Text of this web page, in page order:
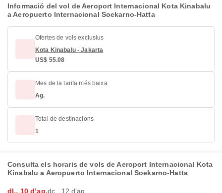
Informació del vol de Aeroport Internacional Kota Kinabalu
a Aeropuerto Internacional Soekarno-Hatta
Ofertes de vols exclusius
Kota Kinabalu - Jakarta
US$ 55.08
Mes de la tarifa més baixa
Ag.
Total de destinacions
1
Consulta els horaris de vols de Aeroport Internacional Kota
Kinabalu a Aeropuerto Internacional Soekarno-Hatta
dl., 10 d’ag.dc., 12 d’ag.